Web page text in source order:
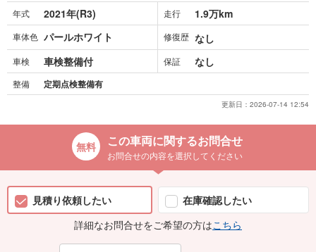
年式 2021年(R3) 走行 1.9万km
車体色 パールホワイト 修復歴 なし
車検 車検整備付 保証 なし
整備 定期点検整備有
更新日： 2026-07-14 12:54
この車両に関するお問合せ
お問合せの内容を選択してください
見積り依頼したい
在庫確認したい
詳細なお問合せをご希望の方はこちら